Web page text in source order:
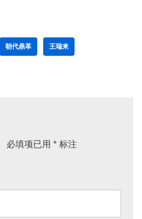
朝代鼎革 王瑞来
必填项已用 * 标注